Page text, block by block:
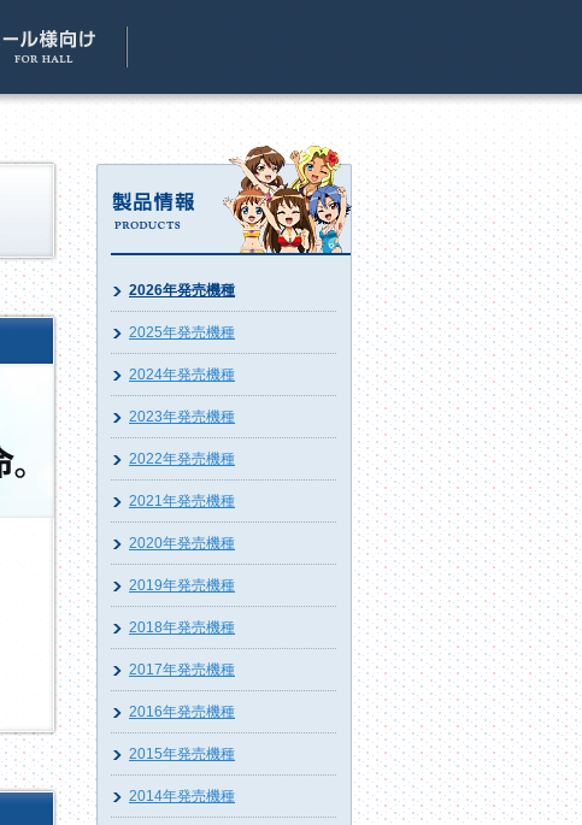
2026年発売機種
2025年発売機種
2024年発売機種
2023年発売機種
2022年発売機種
2021年発売機種
2020年発売機種
2019年発売機種
2018年発売機種
2017年発売機種
2016年発売機種
2015年発売機種
2014年発売機種